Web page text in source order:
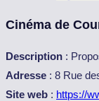
Cinéma de
Description :
Adresse : 8 Rue
Site web : https://